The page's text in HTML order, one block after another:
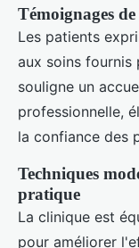
Témoignages
Les patients
aux soins
souligne un
professionnelle,
la confiance des
Techniques
pratique
La clinique est
pour améliorer